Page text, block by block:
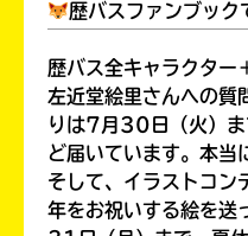
歴バスファンブック
歴バス全キャラクター
左近堂絵里さんへの
りは7月30日（火）
ど届いています。本当
そして、イラストコン
年をお祝いする絵を